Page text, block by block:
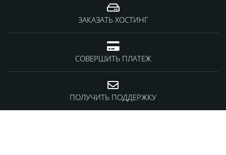
ЗАКАЗАТЬ ХОСТИНГ
СОВЕРШИТЬ ПЛАТЕЖ
ПОЛУЧИТЬ ПОДДЕРЖКУ